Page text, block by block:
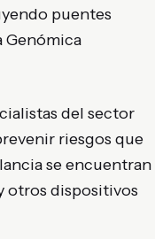
puentes
Genómica
del sector
riesgos que
se encuentran
otros dispositivos